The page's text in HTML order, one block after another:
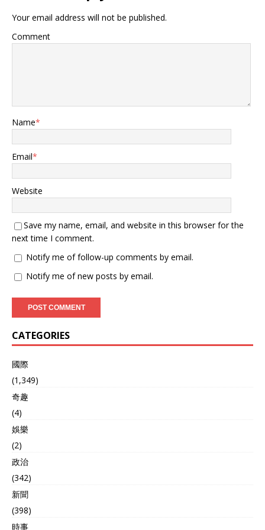
Your email address will not be published.
Comment
Name*
Email*
Website
Save my name, email, and website in this browser for the
next time I comment.
Notify me of follow-up comments by email.
Notify me of new posts by email.
CATEGORIES
國際
(1,349)
奇趣
(4)
娛樂
(2)
政治
(342)
新聞
(398)
時事